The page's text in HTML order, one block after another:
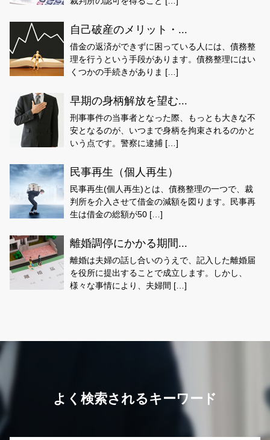
自己破産のメリット・...
借金の返済ができずに困っている人には、債務整
理を行うという手段があります。債務整理にはい
くつかの手続きがありま […]
早期の身柄解放を望む...
刑事事件の当事者となった際、もっとも大きな不
安となるのが、いつまで身柄を拘束されるのかと
いう点です。警察に逮捕 […]
民事再生（個人再生）
民事再生(個人再生)とは、債務整理の一つで、裁
判所を介入させて借金の減額を図ります。民事再
生は借金の総額が50 […]
離婚調停にかかる期間...
離婚は夫婦の話し合いのうえで、記入した離婚届
を役所に提出することで成立します。しかし、
様々な事情により、夫婦間 […]
よく検索されるキーワード